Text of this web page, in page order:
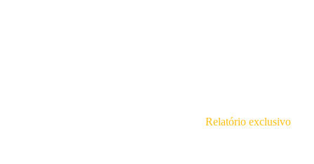
Relatório exclusivo